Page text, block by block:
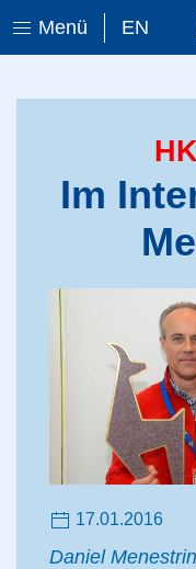
Menü EN
Im
17.01.2016
Daniel